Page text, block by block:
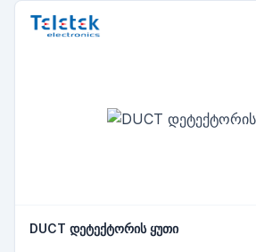
DUCT დეტექტორის ყუთი